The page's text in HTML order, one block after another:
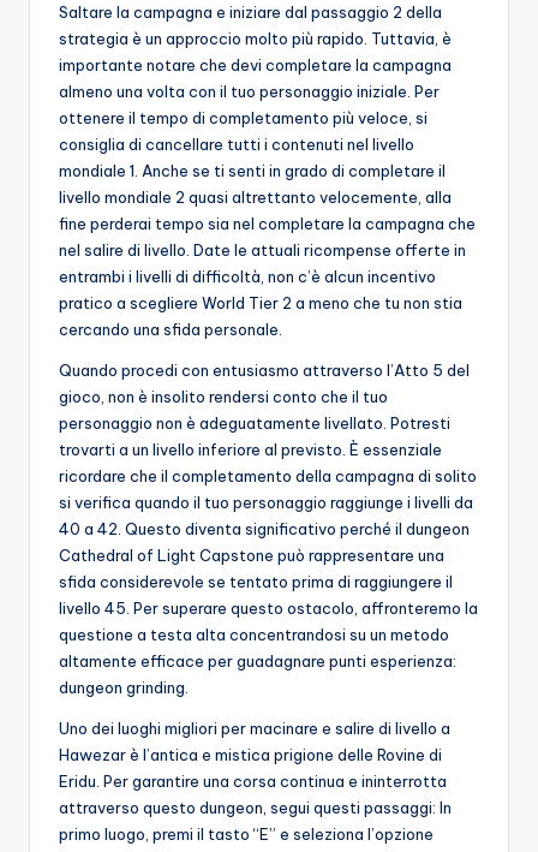
Saltare la campagna e iniziare dal passaggio 2 della
strategia è un approccio molto più rapido. Tuttavia, è
importante notare che devi completare la campagna
almeno una volta con il tuo personaggio iniziale. Per
ottenere il tempo di completamento più veloce, si
consiglia di cancellare tutti i contenuti nel livello
mondiale 1. Anche se ti senti in grado di completare il
livello mondiale 2 quasi altrettanto velocemente, alla
fine perderai tempo sia nel completare la campagna che
nel salire di livello. Date le attuali ricompense offerte in
entrambi i livelli di difficoltà, non c’è alcun incentivo
pratico a scegliere World Tier 2 a meno che tu non stia
cercando una sfida personale.
Quando procedi con entusiasmo attraverso l’Atto 5 del
gioco, non è insolito rendersi conto che il tuo
personaggio non è adeguatamente livellato. Potresti
trovarti a un livello inferiore al previsto. È essenziale
ricordare che il completamento della campagna di solito
si verifica quando il tuo personaggio raggiunge i livelli da
40 a 42. Questo diventa significativo perché il dungeon
Cathedral of Light Capstone può rappresentare una
sfida considerevole se tentato prima di raggiungere il
livello 45. Per superare questo ostacolo, affronteremo la
questione a testa alta concentrandosi su un metodo
altamente efficace per guadagnare punti esperienza:
dungeon grinding.
Uno dei luoghi migliori per macinare e salire di livello a
Hawezar è l’antica e mistica prigione delle Rovine di
Eridu. Per garantire una corsa continua e ininterrotta
attraverso questo dungeon, segui questi passaggi: In
primo luogo, premi il tasto “E” e seleziona l’opzione